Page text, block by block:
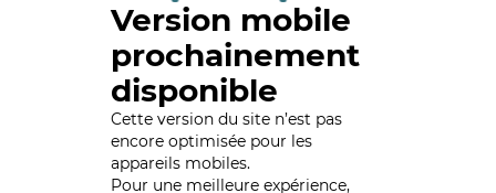
Version mobile
prochainement
disponible
Cette version du site n’est pas
encore optimisée pour les
appareils mobiles.
Pour une meilleure expérience,